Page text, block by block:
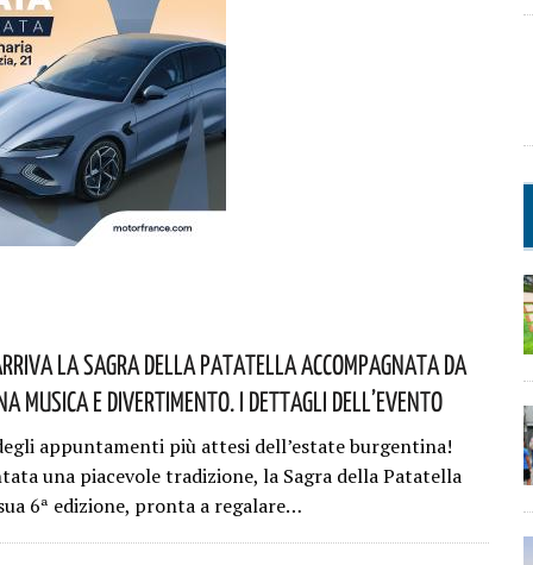
La Sagra Della Patatella Accompagnata Da
Musica E Divertimento. I Dettagli Dell’evento
appuntamenti più attesi dell’estate burgentina!
una piacevole tradizione, la Sagra della Patatella
6ª edizione, pronta a regalare…